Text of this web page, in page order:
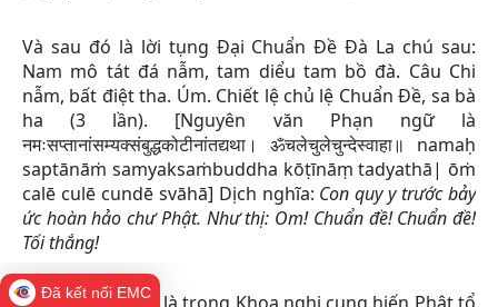
Và sau đó là lời tụng Đại Chuẩn Đề Đà La chú sau:
Nam mô tát đá nẫm, tam diểu tam bồ đà. Câu Chi
nẫm, bất điệt tha. Úm. Chiết lệ chủ lệ Chuẩn Đề, sa bà
ha (3 lần). [Nguyên văn Phạn ngữ là
नमःसप्तानांसम्यक्संबुद्धकोटीनांतद्यथा। ॐचलेचुलेचुन्देस्वाहा॥ namaḥ
saptānāṁ samyaksaṁbuddha kōṭīnāṃ tadyathā| ōṁ
calē culē cundē svāhā] Dịch nghĩa: Con quy y trước bảy
ức hoàn hảo chư Phật. Như thị: Om! Chuẩn đề! Chuẩn đề!
Tối thắng!
Đã kết nối EMC